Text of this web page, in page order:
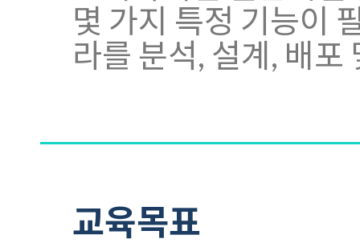
몇 가지 특정 기능이
라를 분석, 설계, 배
교육목표